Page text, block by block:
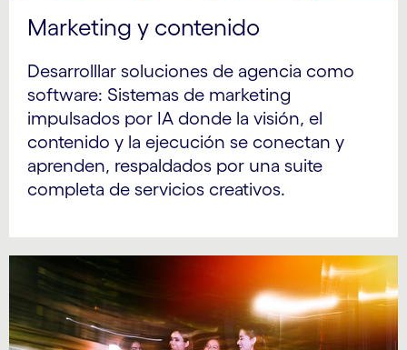
Marketing y contenido
Desarrolllar soluciones de agencia como
software: Sistemas de marketing
impulsados por IA donde la visión, el
contenido y la ejecución se conectan y
aprenden, respaldados por una suite
completa de servicios creativos.